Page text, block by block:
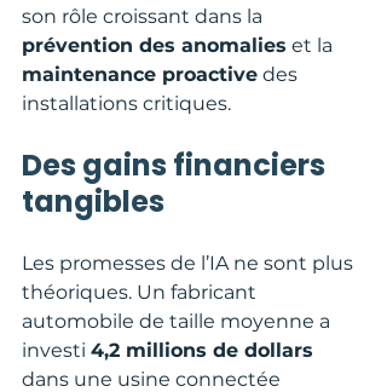
son rôle croissant dans la
prévention des anomalies et la
maintenance proactive des
installations critiques.
Des gains financiers
tangibles
Les promesses de l’IA ne sont plus
théoriques. Un fabricant
automobile de taille moyenne a
investi 4,2 millions de dollars
dans une usine connectée